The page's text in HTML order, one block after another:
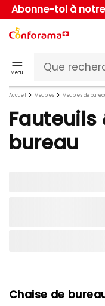
Abonne-toi à notre
Menu
Accueil Meubles Meubles de
Fauteuils
bureau
Chaise de